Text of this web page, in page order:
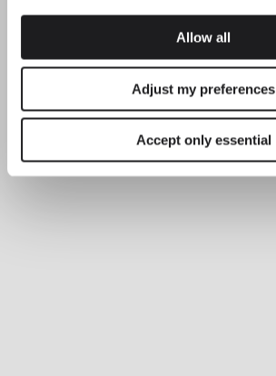
Allow all
Adjust my preferences
Accept only essential